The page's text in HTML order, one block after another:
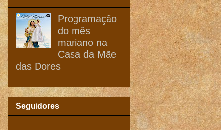
Programação
do mês
mariano na
Casa da Mãe
das Dores
Seguidores